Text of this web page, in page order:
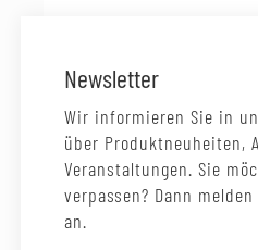
Newsletter
Wir informieren Sie in
über Produktneuheiten,
Veranstaltungen. Sie
verpassen? Dann
an.